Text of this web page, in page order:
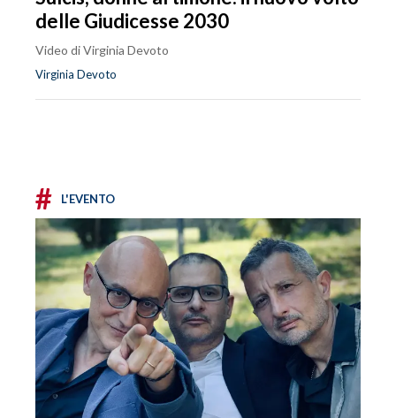
delle Giudicesse 2030
Video di Virginia Devoto
Virginia Devoto
# L'EVENTO